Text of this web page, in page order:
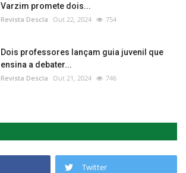
Varzim promete dois...
Revista Descla Out 22, 2024 754
Dois professores lançam guia juvenil que
ensina a debater...
Revista Descla Out 21, 2024 746
Twitter